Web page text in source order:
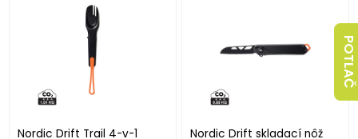
Nordic Drift Trail 4-v-1
Nordic Drift skladací nôž
POTLAČ